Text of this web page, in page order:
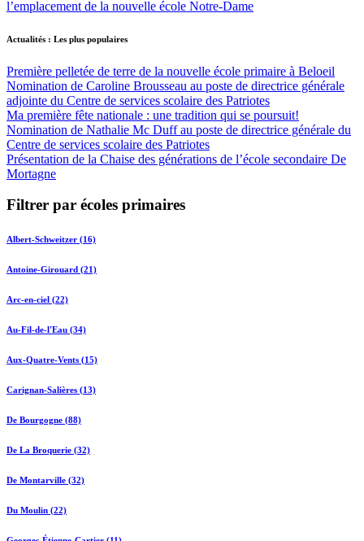
l’emplacement de la nouvelle école Notre-Dame
Actualités : Les plus populaires
Première pelletée de terre de la nouvelle école primaire à Beloeil
Nomination de Caroline Brousseau au poste de directrice générale
adjointe du Centre de services scolaire des Patriotes
Ma première fête nationale : une tradition qui se poursuit!
Nomination de Nathalie Mc Duff au poste de directrice générale du
Centre de services scolaire des Patriotes
Présentation de la Chaise des générations de l’école secondaire De
Mortagne
Filtrer par écoles primaires
Albert-Schweitzer (16)
Antoine-Girouard (21)
Arc-en-ciel (22)
Au-Fil-de-l'Eau (34)
Aux-Quatre-Vents (15)
Carignan-Salières (13)
De Bourgogne (88)
De La Broquerie (32)
De Montarville (32)
Du Moulin (22)